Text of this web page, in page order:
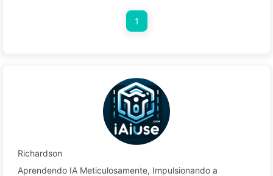
Processos Decisórios—Aprendendo
1
Richardson
Aprendendo IA Meticulosamente, Impulsionando a